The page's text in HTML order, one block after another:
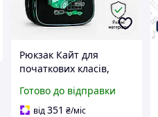
Рюкзак Кайт для
початкових класів,
хлопчика, з
ортопедичною
Готово до відправки
від351 ₴/міс